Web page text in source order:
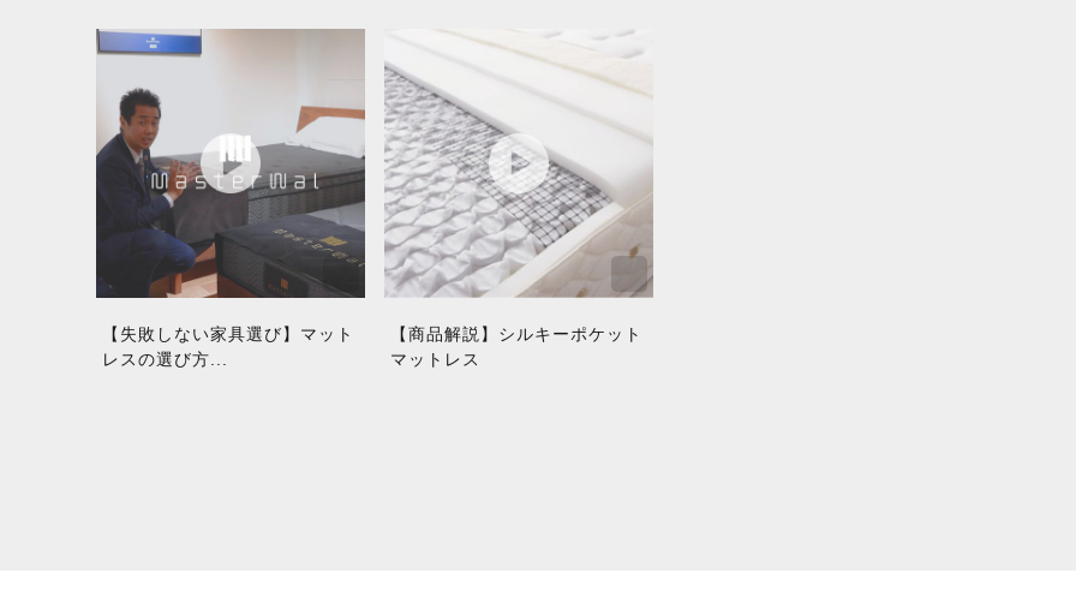
【失敗しない家具選び】マット
レスの選び方...
【商品解説】シルキーポケット
マットレス